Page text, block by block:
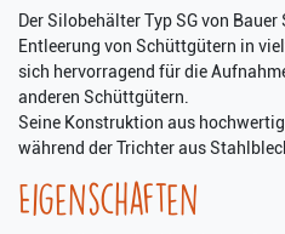
Der Silobehälter Typ SG von
Entleerung von Schüttgütern in
sich hervorragend für die
anderen Schüttgütern.
Seine Konstruktion aus
während der Trichter aus
Eigenschaften